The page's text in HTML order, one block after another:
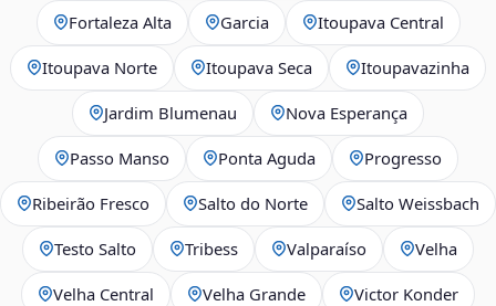
Fortaleza Alta Garcia Itoupava Central
Itoupava Norte Itoupava Seca Itoupavazinha
Jardim Blumenau Nova Esperança
Passo Manso Ponta Aguda Progresso
Ribeirão Fresco Salto do Norte Salto Weissbach
Testo Salto Tribess Valparaíso Velha
Velha Central Velha Grande Victor Konder